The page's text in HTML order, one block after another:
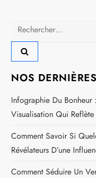
Rechercher :
NOS
Infographie Du
Visualisation Qui
Comment Savoir Si
Révélateurs D’une
Comment Séduire Un